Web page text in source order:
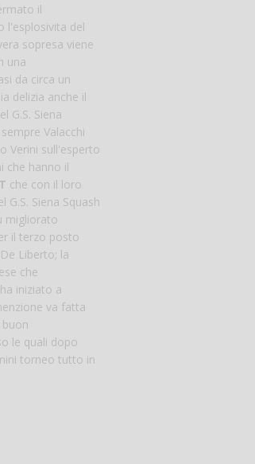
il
l'esplosivita del
sopresa viene
una
da circa un
delizia anche il
G.S. Siena
Valacchi
Verini sull'esperto
che hanno il
che con il loro
Siena Squash
migliorato
il terzo posto
Liberto; la
che
iniziato a
va fatta
le quali dopo
torneo tutto in